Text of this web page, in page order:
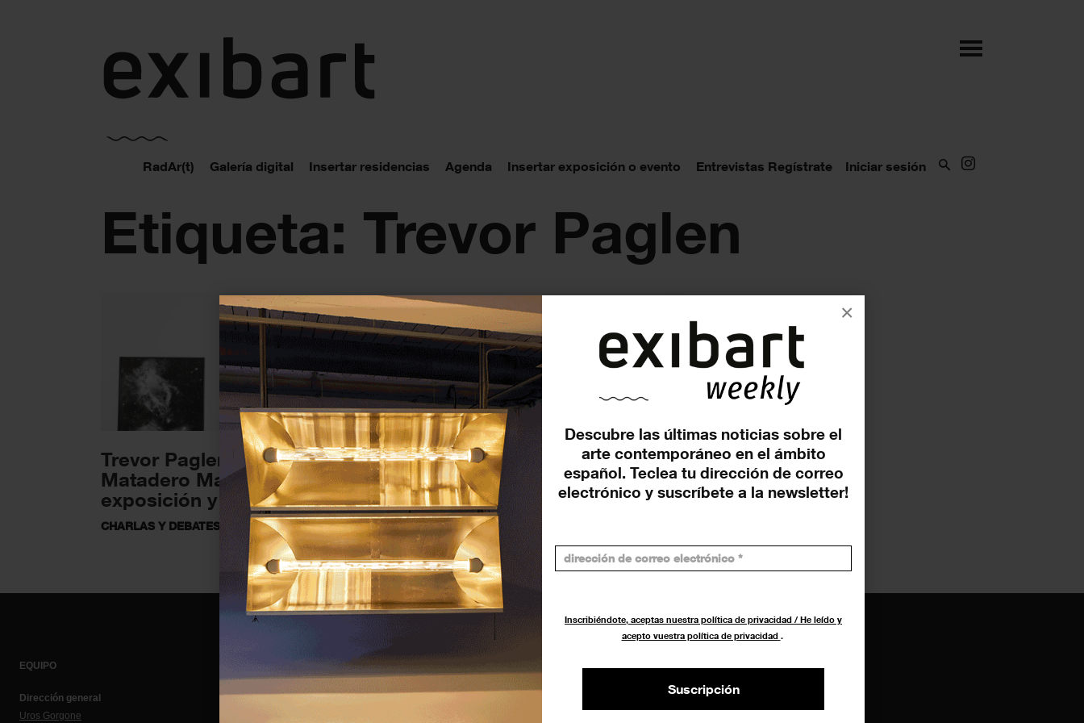
Descubre las últimas noticias sobre el
arte contemporáneo en el ámbito
español. Teclea tu dirección de correo
electrónico y suscríbete a la newsletter!
Inscribiéndote, aceptas nuestra política de privacidad / He leído y
acepto vuestra política de privacidad .
Suscripción
×
RadAr(t) Galería digital Insertar residencias Agenda Insertar exposición o evento Entrevistas Regístrate Iniciar sesión
Etiqueta: Trevor Paglen
Trevor Paglen colabora con
Matadero Madrid en una
exposición y una...
CHARLAS Y DEBATES 23 ENERO 2024
Matadero Madrid acoge la
nueva muestra individual de
Trevor Paglen
EXPOSICIONES 14 DICIEMBRE 2023
EQUIPO
Dirección general
Uros Gorgone